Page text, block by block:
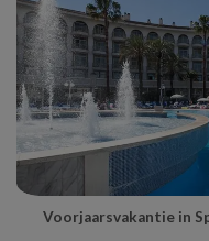
Voorjaarsvakantie in